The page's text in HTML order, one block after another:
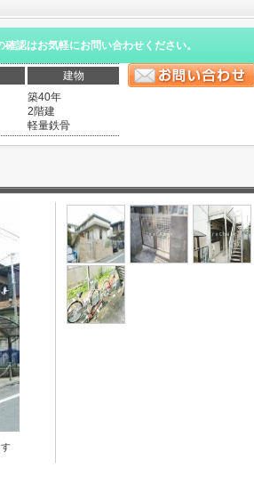
確認はお気軽にお問い合わせください。
建物
築40年
2階建
軽量鉄骨